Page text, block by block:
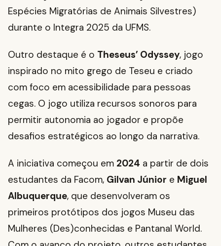
Espécies Migratórias de Animais Silvestres)
durante o Integra 2025 da UFMS.
Outro destaque é o Theseus’ Odyssey, jogo
inspirado no mito grego de Teseu e criado
com foco em acessibilidade para pessoas
cegas. O jogo utiliza recursos sonoros para
permitir autonomia ao jogador e propõe
desafios estratégicos ao longo da narrativa.
A iniciativa começou em 2024 a partir de dois
estudantes da Facom, Gilvan Júnior e Miguel
Albuquerque, que desenvolveram os
primeiros protótipos dos jogos Museu das
Mulheres (Des)conhecidas e Pantanal World.